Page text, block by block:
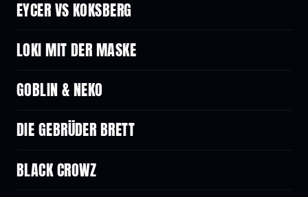
EYCER VS KOKSBERG
LOKI MIT DER MASKE
GOBLIN & NEKO
DIE GEBRÜDER BRETT
BLACK CROWZ